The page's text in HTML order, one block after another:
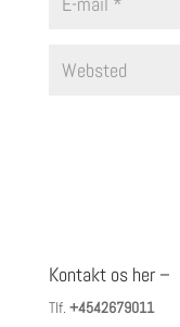
Kontakt os her –
Tlf. +4542679011